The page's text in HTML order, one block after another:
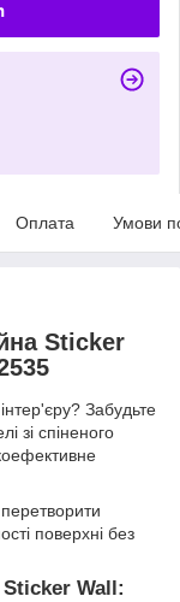
Оплата Умови
Sticker
Забудьте
зі спіненого
поверхні без
Sticker Wall: